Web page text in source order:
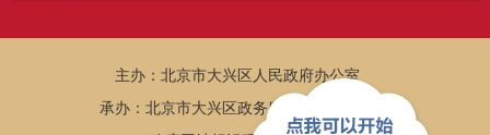
主办：北京市大兴区人民政府办公室
承办：北京市大兴区政务服务和数据管理局